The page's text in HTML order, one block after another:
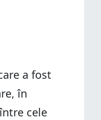
a fost
în
cele